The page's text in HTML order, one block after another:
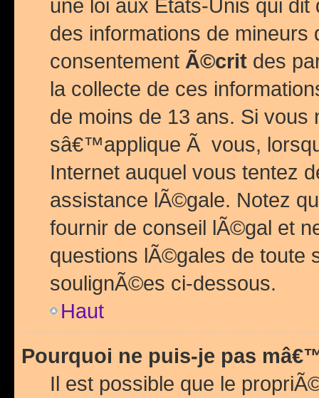
une loi aux Etats-Unis qui
des informations de mineurs
consentement Ã©crit des
la collecte de ces
de moins de 13 ans. Si
sâ€™applique Ã vous,
Internet auquel vous tentez
assistance lÃ©gale. Notez
fournir de conseil lÃ©gal et
questions lÃ©gales de
soulignÃ©es ci-dessous.
Haut
Pourquoi ne puis-je pas
Il est possible que le